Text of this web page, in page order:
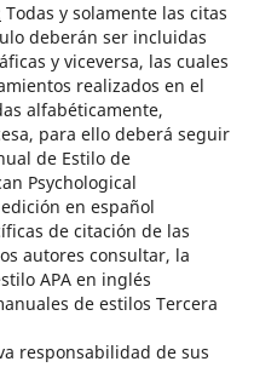
Todas y solamente las citas
deberán ser incluidas
y viceversa, las cuales
realizados en el
alfabéticamente,
para ello deberá seguir
de Estilo de
Psychological
en español
de citación de las
autores consultar, la
APA en inglés
de estilos Tercera
responsabilidad de sus